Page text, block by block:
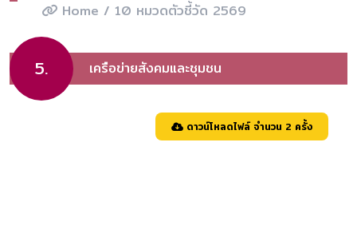
Home / 10 หมวดตัวชี้วัด 2569
5. เครือข่ายสังคมและชุมชน
ดาวน์โหลดไฟล์ จำนวน 2 ครั้ง